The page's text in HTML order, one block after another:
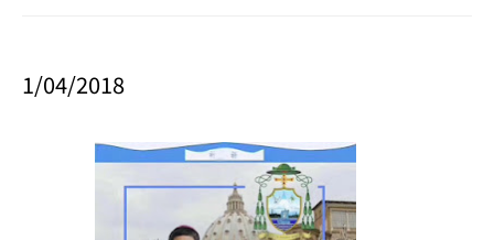
1/04/2018